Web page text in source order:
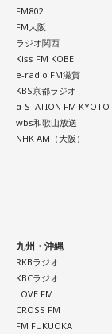
FM802
FM大阪
ラジオ関西
Kiss FM KOBE
e-radio FM滋賀
KBS京都ラジオ
α-STATION FM KYOTO
wbs和歌山放送
NHK AM（大阪）
九州・沖縄
RKBラジオ
KBCラジオ
LOVE FM
CROSS FM
FM FUKUOKA